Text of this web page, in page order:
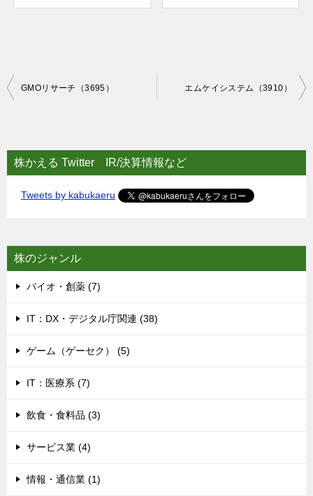
投
ビ
ゲ
ン
GMOリサーチ（3695） エムケイシステム（3910）
株かえる Twitter IR/決算情報など
Tweets by kabukaeru
株のジャンル
バイオ・創薬 (7)
IT：DX・デジタル庁関連 (38)
ゲーム（ゲーセク） (5)
IT：医療系 (7)
飲食・食料品 (3)
サービス業 (4)
情報・通信業 (1)